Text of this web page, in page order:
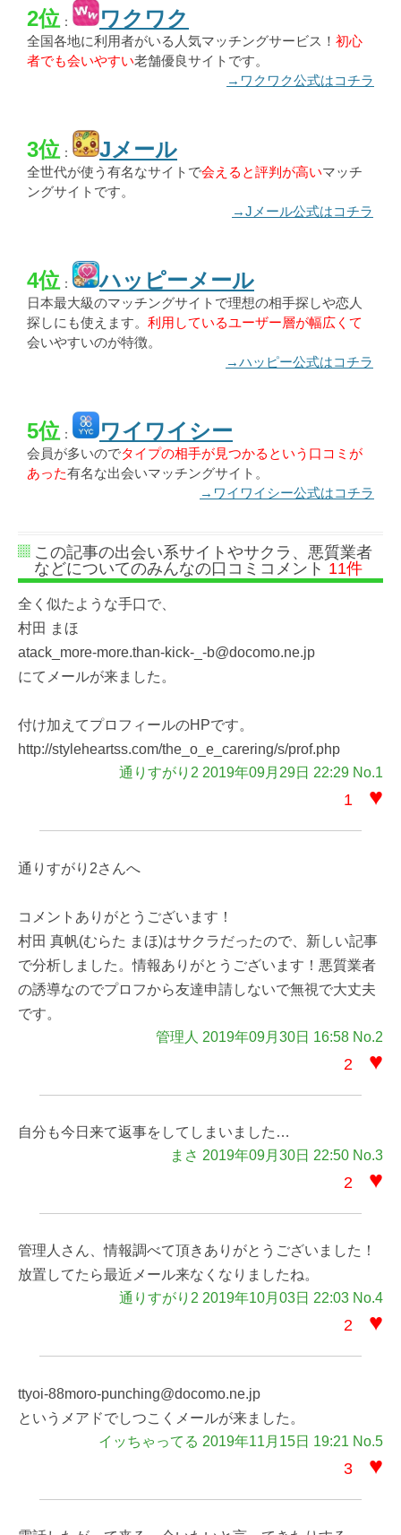
2位 ： ワクワク
全国各地に利用者がいる人気マッチングサービス！ 初心
者でも会いやすい老舗優良サイトです。
→ワクワク公式はコチラ
3位 ： Jメール
全世代が使う有名なサイトで会えると評判が高いマッチ
ングサイトです。
→Jメール公式はコチラ
4位 ： ハッピーメール
日本最大級のマッチングサイトで理想の相手探しや恋人
探しにも使えます。 利用しているユーザー層が幅広くて
会いやすいのが特徴。
→ハッピー公式はコチラ
5位 ： ワイワイシー
会員が多いのでタイプの相手が見つかるという口コミが
あった有名な出会いマッチングサイト。
→ワイワイシー公式はコチラ
この記事の出会い系サイトやサクラ、悪質業者
などについてのみんなの口コミコメント 11件
全く似たような手口で、
村田 まほ
atack_more-more.than-kick-_-b@docomo.ne.jp
にてメールが来ました。
付け加えてプロフィールのHPです。
http://styleheartss.com/the_o_e_carering/s/prof.php
通りすがり2 2019年09月29日 22:29 No.1
1 ♥
通りすがり2さんへ
コメントありがとうございます！
村田 真帆(むらた まほ)はサクラだったので、新しい記事
で分析しました。情報ありがとうございます！悪質業者
の誘導なのでプロフから友達申請しないで無視で大丈夫
です。
管理人 2019年09月30日 16:58 No.2
2 ♥
自分も今日来て返事をしてしまいました…
まさ 2019年09月30日 22:50 No.3
2 ♥
管理人さん、情報調べて頂きありがとうございました！
放置してたら最近メール来なくなりましたね。
通りすがり2 2019年10月03日 22:03 No.4
2 ♥
ttyoi-88moro-punching@docomo.ne.jp
というメアドでしつこくメールが来ました。
イッちゃってる 2019年11月15日 19:21 No.5
3 ♥